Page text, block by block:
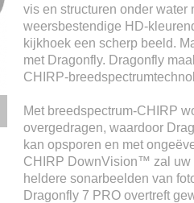
vis en structuren onder water
weersbestendige HD-
kijkhoek een scherp beeld.
met Dragonfly. Dragonfly
CHIRP-
Met breedspectrum-CHIRP
overgedragen, waardoor
kan opsporen en met
CHIRP DownVision™ zal uw
heldere sonarbeelden van
Dragonfly 7 PRO overtreft